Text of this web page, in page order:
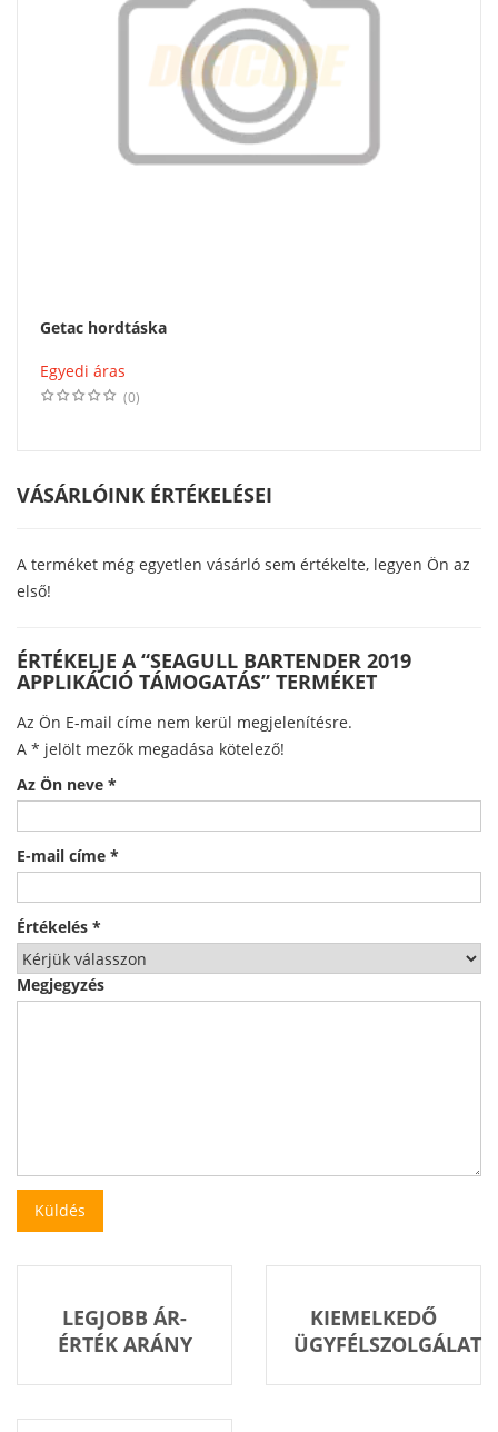
Getac hordtáska
Egyedi áras
(0)
VÁSÁRLÓINK ÉRTÉKELÉSEI
A terméket még egyetlen vásárló sem értékelte, legyen Ön az
első!
ÉRTÉKELJE A “SEAGULL BARTENDER 2019
APPLIKÁCIÓ TÁMOGATÁS” TERMÉKET
Az Ön E-mail címe nem kerül megjelenítésre.
A * jelölt mezők megadása kötelező!
Az Ön neve *
E-mail címe *
Értékelés *
Megjegyzés
LEGJOBB ÁR-
ÉRTÉK ARÁNY
KIEMELKEDŐ
ÜGYFÉLSZOLGÁLAT